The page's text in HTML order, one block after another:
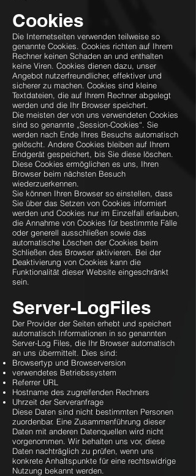
Cookies
Die Internetseiten verwenden teilweise so
genannte Cookies. Cookies richten auf Ihrem
Rechner keinen Schaden an und enthalten
keine Viren. Cookies dienen dazu, unser
Angebot nutzerfreundlicher, effektiver und
sicherer zu machen. Cookies sind kleine
Textdateien, die auf Ihrem Rechner abgelegt
werden und die Ihr Browser speichert.
Die meisten der von uns verwendeten Cookies
sind so genannte „Session-Cookies“. Sie
werden nach Ende Ihres Besuchs automatisch
gelöscht. Andere Cookies bleiben auf Ihrem
Endgerät gespeichert, bis Sie diese löschen.
Diese Cookies ermöglichen es uns, Ihren
Browser beim nächsten Besuch
wiederzuerkennen.
Sie können Ihren Browser so einstellen, dass
Sie über das Setzen von Cookies informiert
werden und Cookies nur im Einzelfall erlauben,
die Annahme von Cookies für bestimmte Fälle
oder generell ausschließen sowie das
automatische Löschen der Cookies beim
Schließen des Browser aktivieren. Bei der
Deaktivierung von Cookies kann die
Funktionalität dieser Website eingeschränkt
sein.
Server-LogFiles
Der Provider der Seiten erhebt und speichert
automatisch Informationen in so genannten
Server-Log Files, die Ihr Browser automatisch
an uns übermittelt. Dies sind:
Browsertyp und Browserversion
verwendetes Betriebssystem
Referrer URL
Hostname des zugreifenden Rechners
Uhrzeit der Serveranfrage
Diese Daten sind nicht bestimmten Personen
zuordenbar. Eine Zusammenführung dieser
Daten mit anderen Datenquellen wird nicht
vorgenommen. Wir behalten uns vor, diese
Daten nachträglich zu prüfen, wenn uns
konkrete Anhaltspunkte für eine rechtswidrige
Nutzung bekannt werden.